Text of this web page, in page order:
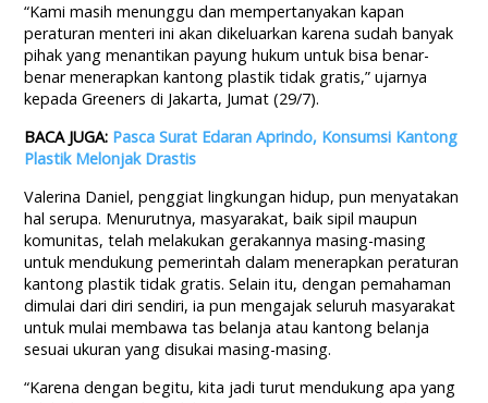
“Kami masih menunggu dan mempertanyakan kapan
peraturan menteri ini akan dikeluarkan karena sudah banyak
pihak yang menantikan payung hukum untuk bisa benar-
benar menerapkan kantong plastik tidak gratis,” ujarnya
kepada Greeners di Jakarta, Jumat (29/7).
BACA JUGA: Pasca Surat Edaran Aprindo, Konsumsi Kantong
Plastik Melonjak Drastis
Valerina Daniel, penggiat lingkungan hidup, pun menyatakan
hal serupa. Menurutnya, masyarakat, baik sipil maupun
komunitas, telah melakukan gerakannya masing-masing
untuk mendukung pemerintah dalam menerapkan peraturan
kantong plastik tidak gratis. Selain itu, dengan pemahaman
dimulai dari diri sendiri, ia pun mengajak seluruh masyarakat
untuk mulai membawa tas belanja atau kantong belanja
sesuai ukuran yang disukai masing-masing.
“Karena dengan begitu, kita jadi turut mendukung apa yang